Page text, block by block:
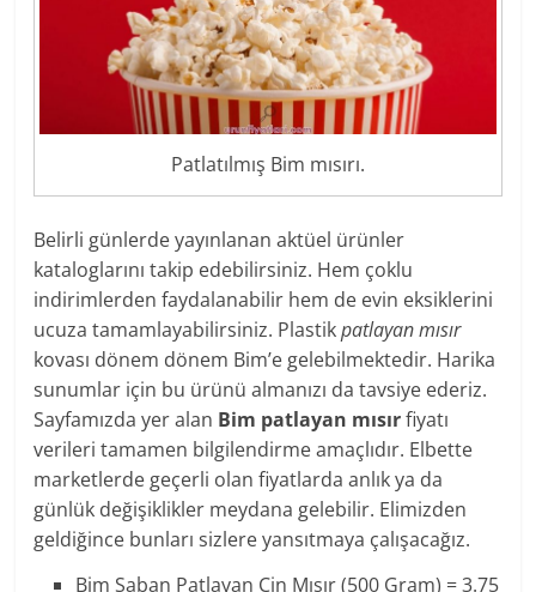
Patlatılmış Bim mısırı.
Belirli günlerde yayınlanan aktüel ürünler
kataloglarını takip edebilirsiniz. Hem çoklu
indirimlerden faydalanabilir hem de evin eksiklerini
ucuza tamamlayabilirsiniz. Plastikpatlayan mısır
kovası dönem dönem Bim’e gelebilmektedir. Harika
sunumlar için bu ürünü almanızı da tavsiye ederiz.
Sayfamızda yer alan Bim patlayan mısırfiyatı
verileri tamamen bilgilendirme amaçlıdır. Elbette
marketlerde geçerli olan fiyatlarda anlık ya da
günlük değişiklikler meydana gelebilir. Elimizden
geldiğince bunları sizlere yansıtmaya çalışacağız.
Bim Saban Patlayan Cin Mısır (500 Gram) = 3.75